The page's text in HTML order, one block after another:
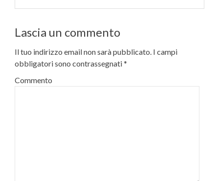
Lascia un commento
Il tuo indirizzo email non sarà pubblicato. I campi
obbligatori sono contrassegnati*
Commento